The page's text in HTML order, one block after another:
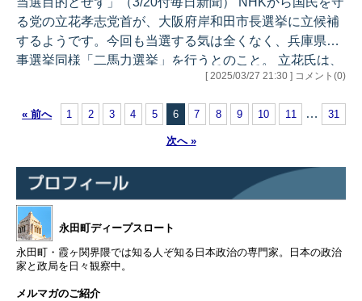
候補者には公職選挙法上の様々な制約があります。それ
でもかなり好き勝手やっ…
る党の立花孝志党首が、大阪府岸和田市長選挙に立候補
するようです。今回も当選する気は全くなく、兵庫県知
事選挙同様「二馬力選挙」を行うとのこと。 立花氏は、
3/16に行われた千葉県知事選挙の投票日前日の演説時に
覚もかなり異なるように見えますが、「怖かった」と語
っていたため、暫くは活動を控えるのかと思いきや、そ
も言っているようなので、無理をしなくても良いと思い
ます。何が彼を駆り立てるの…
[ 2025/03/27 21:30 ] コメント(0)
« 前へ 1 2 3 4 5 6 7 8 9 10 11 … 31
次へ »
永田町ディープスロート
永田町・霞ヶ関界隈では知る人ぞ知る日本政治の専門家。日本の政治
家と政局を日々観察中。
メルマガのご紹介